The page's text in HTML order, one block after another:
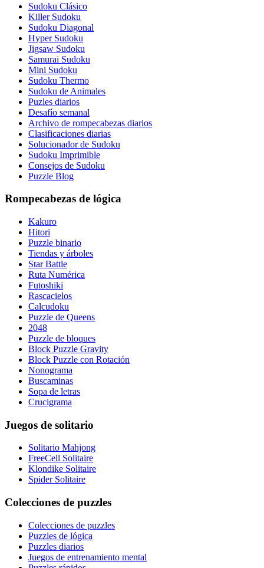
Sudoku Clásico
Killer Sudoku
Sudoku Diagonal
Hyper Sudoku
Jigsaw Sudoku
Samurai Sudoku
Mini Sudoku
Sudoku Thermo
Sudoku de Animales
Puzles diarios
Desafío semanal
Archivo de rompecabezas diarios
Clasificaciones diarias
Solucionador de Sudoku
Sudoku Imprimible
Consejos de Sudoku
Puzzle Blog
Rompecabezas de lógica
Kakuro
Hitori
Puzzle binario
Tiendas y árboles
Star Battle
Ruta Numérica
Futoshiki
Rascacielos
Calcudoku
Puzzle de Queens
2048
Puzzle de bloques
Block Puzzle Gravity
Block Puzzle con Rotación
Nonograma
Buscaminas
Sopa de letras
Crucigrama
Juegos de solitario
Solitario Mahjong
FreeCell Solitaire
Klondike Solitaire
Spider Solitaire
Colecciones de puzzles
Colecciones de puzzles
Puzzles de lógica
Puzzles diarios
Juegos de entrenamiento mental